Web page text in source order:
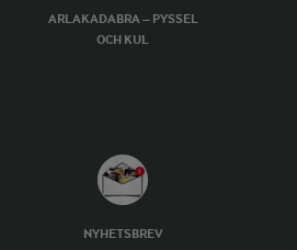
ARLAKADABRA – PYSSEL
OCH KUL
NYHETSBREV